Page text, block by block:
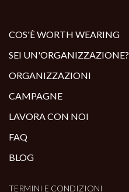
COS'È WORTH WEARING
SEI UN'ORGANIZZAZIONE?
ORGANIZZAZIONI
CAMPAGNE
LAVORA CON NOI
FAQ
BLOG
TERMINI E CONDIZIONI